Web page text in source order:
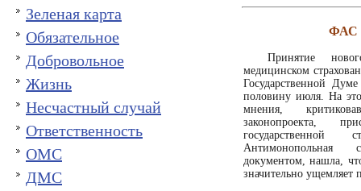
Зеленая карта
Обязательное
Добровольное
Жизнь
Несчастный случай
Ответственность
ОМС
ДМС
ФАС
Принятие
медицинском
Государственной
половину июля. На
мнения,
законопроекта,
государственной
Антимонопольная
документом, нашла,
значительно ущемляет